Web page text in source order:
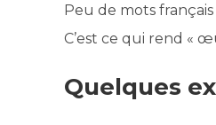
Peu de mots
C’est ce qui rend «
Quelques